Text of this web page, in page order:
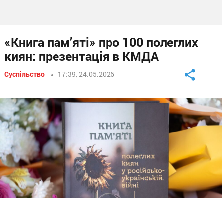
«Книга пам’яті» про 100 полеглих
киян: презентація в КМДА
Суспільство 17:39, 24.05.2026